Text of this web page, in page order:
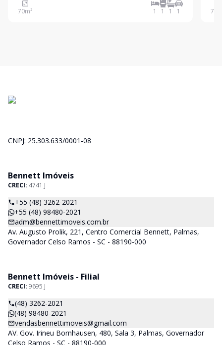
estar aconchegante, cozinha e lavanderia.
70m² 1 1 1 1 72
CNPJ: 25.303.633/0001-08
Bennett Imóveis
CRECI: 4741 J
+55 (48) 3262-2021
+55 (48) 98480-2021
adm@bennettimoveis.com.br
Av. Augusto Prolik, 221, Centro Comercial Bennett, Palmas,
Governador Celso Ramos - SC - 88190-000
Bennett Imóveis - Filial
CRECI: 9695 J
(48) 3262-2021
(48) 98480-2021
vendasbennettimoveis@gmail.com
AV. Gov. Irineu Bornhausen, 480, Sala 3, Palmas, Governador
Celso Ramos - SC - 88190-000